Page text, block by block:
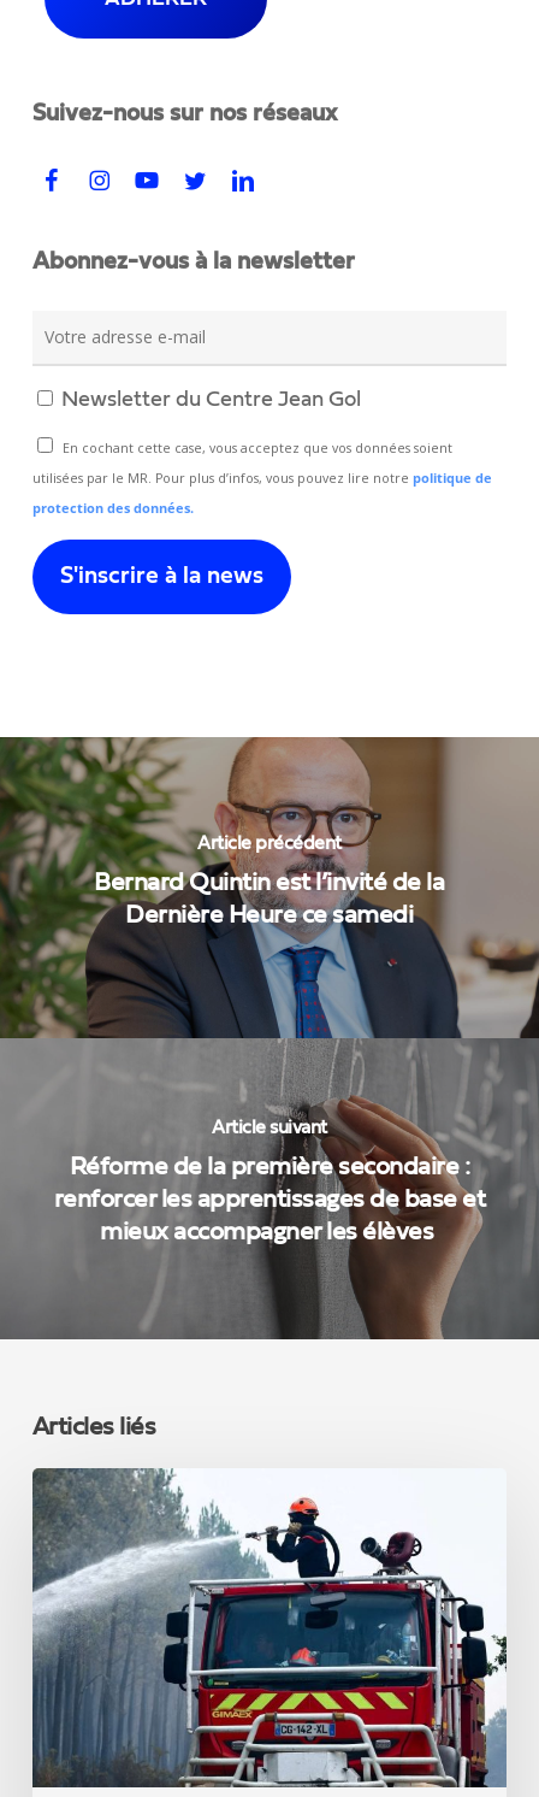
Suivez-nous sur nos réseaux
Abonnez-vous à la newsletter
Newsletter du Centre Jean Gol
En cochant cette case, vous acceptez que vos données soient
utilisées par le MR. Pour plus d’infos, vous pouvez lire notrepolitique de
protection des données.
Article précédent
Bernard Quintin est l’invité de la
Dernière Heure ce samedi
Article suivant
Réforme de la première secondaire :
renforcer les apprentissages de base et
mieux accompagner les élèves
Articles liés
INCENDIES
EN
FRANCE
:
la
Belgique
renforce
son
soutien
en